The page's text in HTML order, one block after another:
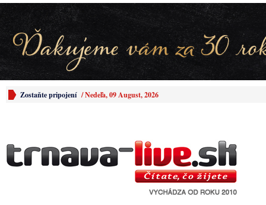
Zostaňte pripojení /Nedeľa, 09 August, 2026